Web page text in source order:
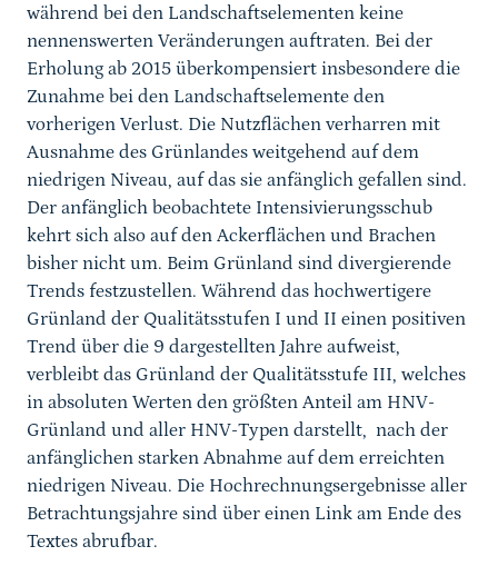
während bei den Landschaftselementen keine
nennenswerten Veränderungen auftraten. Bei der
Erholung ab 2015 überkompensiert insbesondere die
Zunahme bei den Landschaftselemente den
vorherigen Verlust. Die Nutzflächen verharren mit
Ausnahme des Grünlandes weitgehend auf dem
niedrigen Niveau, auf das sie anfänglich gefallen sind.
Der anfänglich beobachtete Intensivierungsschub
kehrt sich also auf den Ackerflächen und Brachen
bisher nicht um. Beim Grünland sind divergierende
Trends festzustellen. Während das hochwertigere
Grünland der Qualitätsstufen I und II einen positiven
Trend über die 9 dargestellten Jahre aufweist,
verbleibt das Grünland der Qualitätsstufe III, welches
in absoluten Werten den größten Anteil am HNV-
Grünland und aller HNV-Typen darstellt, nach der
anfänglichen starken Abnahme auf dem erreichten
niedrigen Niveau. Die Hochrechnungsergebnisse aller
Betrachtungsjahre sind über einen Link am Ende des
Textes abrufbar.